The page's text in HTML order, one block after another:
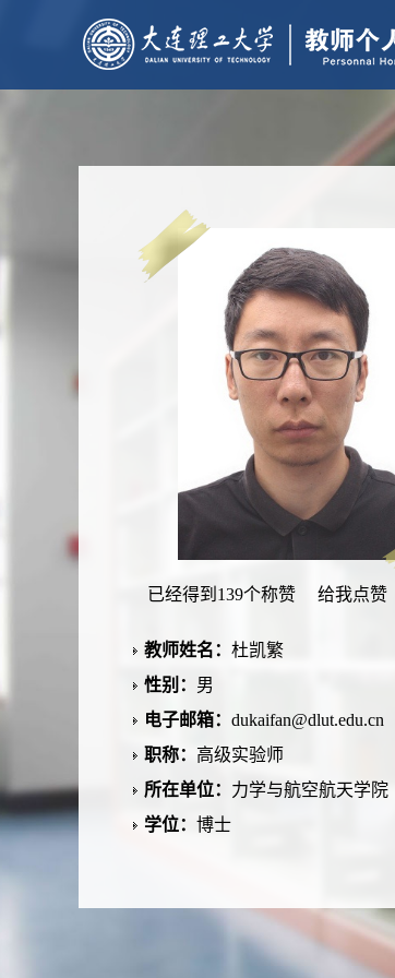
已经得到 139个称赞 给我点赞
教师姓名： 杜凯繁
性别： 男
电子邮箱： dukaifan@dlut.edu.cn
职称： 高级实验师
所在单位： 力学与航空航天学院
学位： 博士